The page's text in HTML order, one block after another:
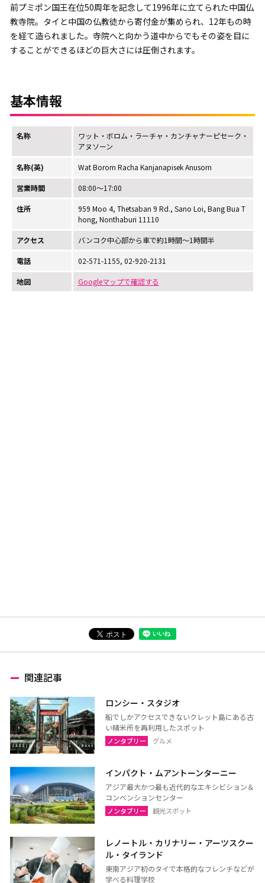
前プミポン国王在位50周年を記念して1996年に立てられた中国仏
教寺院。タイと中国の仏教徒から寄付金が集められ、12年もの時
を経て造られました。寺院へと向かう道中からでもその姿を目に
することができるほどの巨大さには圧倒されます。
基本情報
名称
ワット・ボロム・ラーチャ・カンチャナーピセーク・
アヌソーン
名称(英) Wat Borom Racha Kanjanapisek Anusorn
営業時間 08:00～17:00
住所
959 Moo 4, Thetsaban 9 Rd., Sano Loi, Bang Bua T
hong, Nonthaburi 11110
アクセス バンコク中心部から車で約1時間～1時間半
電話 02-571-1155, 02-920-2131
地図 Googleマップで確認する
関連記事
ロンシー・スタジオ
船でしかアクセスできないクレット島にある古
い精米所を再利用したスポット
ノンタブリー グルメ
インパクト・ムアントーンターニー
アジア最大かつ最も近代的なエキシビション＆
コンベンションセンター
ノンタブリー 観光スポット
レノートル・カリナリー・アーツスクー
ル・タイランド
東南アジア初のタイで本格的なフレンチなどが
学べる料理学校